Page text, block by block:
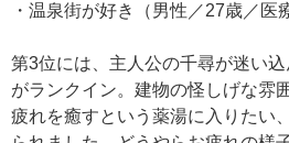
・温泉街が好き（男性／27歳／医
第3位には、主人公の千尋が迷い込
がランクイン。建物の怪しげな雰
疲れを癒すという薬湯に入りたい